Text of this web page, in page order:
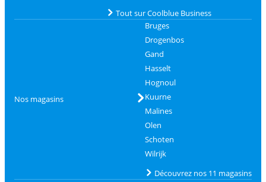
Tout sur Coolblue Business
Nos magasins
Bruges
Drogenbos
Gand
Hasselt
Hognoul
Kuurne
Malines
Olen
Schoten
Wilrijk
Découvrez nos 11 magasins